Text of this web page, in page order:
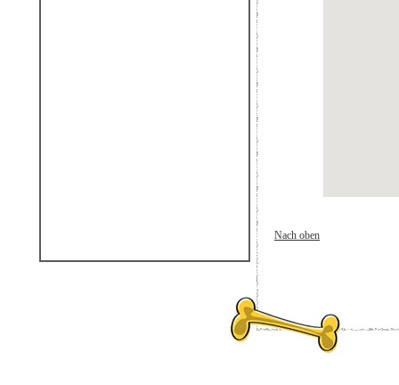
Nach oben